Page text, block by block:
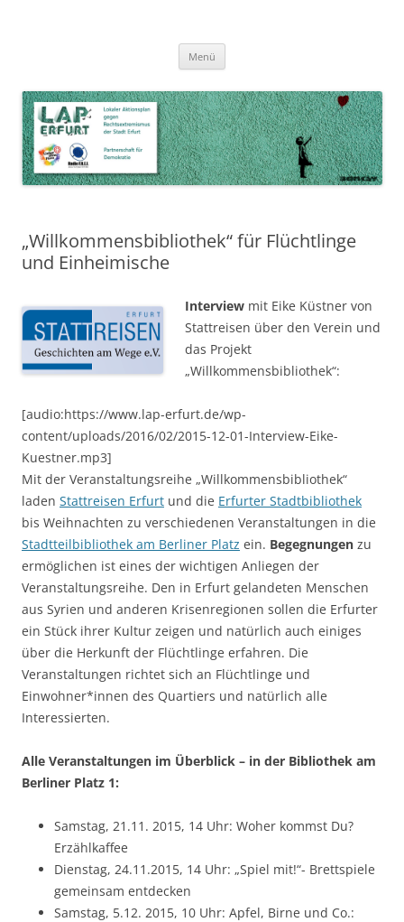
Lokaler Aktionsplan gegen Rechtsextremismus der Stadt Erfurt – Zur
Stärkung der Vielfalt, Toleranz und Demokratie
Menü
„Willkommensbibliothek“ für Flüchtlinge
und Einheimische
Interview mit Eike Küstner von
Stattreisen über den Verein und
das Projekt
„Willkommensbibliothek“:
[audio:https://www.lap-erfurt.de/wp-
content/uploads/2016/02/2015-12-01-Interview-Eike-
Kuestner.mp3]
Mit der Veranstaltungsreihe „Willkommensbibliothek“
laden Stattreisen Erfurt und die Erfurter Stadtbibliothek
bis Weihnachten zu verschiedenen Veranstaltungen in die
Stadtteilbibliothek am Berliner Platz ein. Begegnungen zu
ermöglichen ist eines der wichtigen Anliegen der
Veranstaltungsreihe. Den in Erfurt gelandeten Menschen
aus Syrien und anderen Krisenregionen sollen die Erfurter
ein Stück ihrer Kultur zeigen und natürlich auch einiges
über die Herkunft der Flüchtlinge erfahren. Die
Veranstaltungen richtet sich an Flüchtlinge und
Einwohner*innen des Quartiers und natürlich alle
Interessierten.
Alle Veranstaltungen im Überblick – in der Bibliothek am
Berliner Platz 1:
Samstag, 21.11. 2015, 14 Uhr: Woher kommst Du?
Erzählkaffee
Dienstag, 24.11.2015, 14 Uhr: „Spiel mit!“- Brettspiele
gemeinsam entdecken
Samstag, 5.12. 2015, 10 Uhr: Apfel, Birne und Co.: